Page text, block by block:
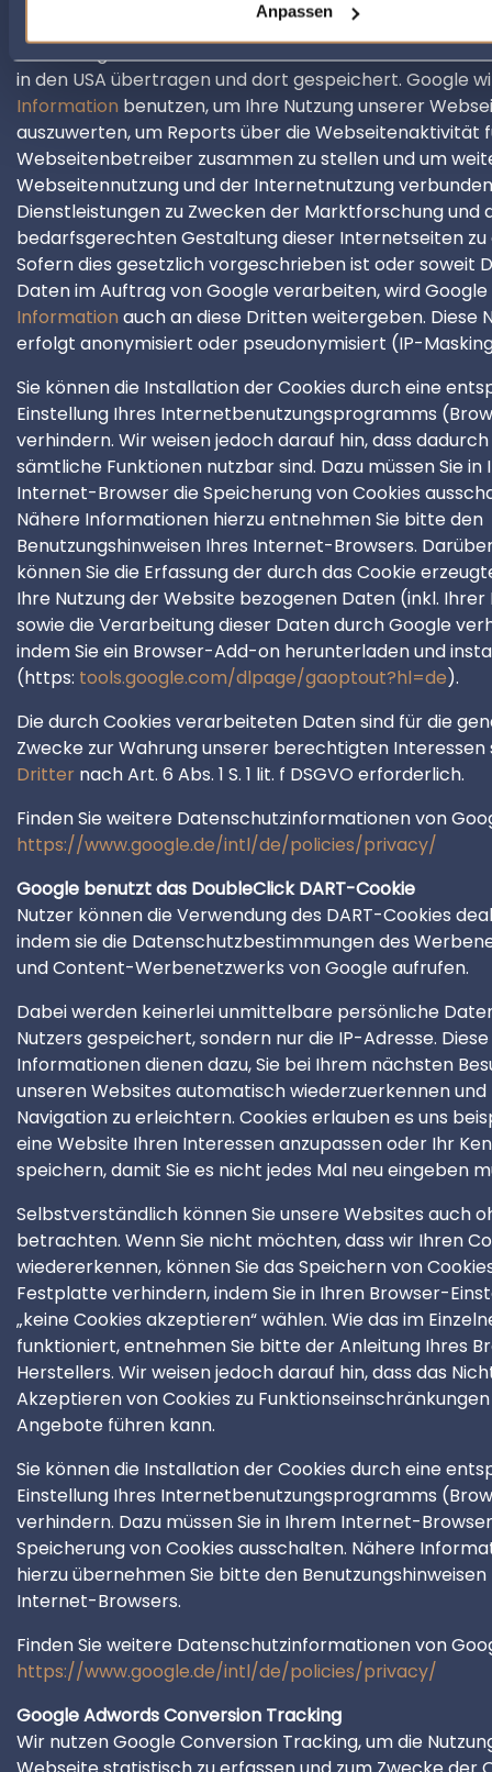
Anpassen
Die durch diese Textdatei erzeugten Informationen
Benutzung unserer Webseite werden an einen Server
in den USA übertragen und dort gespeichert. Google
Information benutzen, um Ihre Nutzung unserer
auszuwerten, um Reports über die Webseitenaktivität
Webseitenbetreiber zusammen zu stellen und um
Webseitennutzung und der Internetnutzung
Dienstleistungen zu Zwecken der Marktforschung und
bedarfsgerechten Gestaltung dieser Internetseiten zu
Sofern dies gesetzlich vorgeschrieben ist oder soweit
Daten im Auftrag von Google verarbeiten, wird Google
Information auch an diese Dritten weitergeben. Diese
erfolgt anonymisiert oder pseudonymisiert (IP-
Sie können die Installation der Cookies durch eine
Einstellung Ihres Internetbenutzungsprogramms
verhindern. Wir weisen jedoch darauf hin, dass
sämtliche Funktionen nutzbar sind. Dazu müssen Sie in
Internet-Browser die Speicherung von Cookies
Nähere Informationen hierzu entnehmen Sie bitte den
Benutzungshinweisen Ihres Internet-Browsers.
können Sie die Erfassung der durch das Cookie
Ihre Nutzung der Website bezogenen Daten (inkl.
sowie die Verarbeitung dieser Daten durch Google
indem Sie ein Browser-Add-on herunterladen und
(https: tools.google.com/dlpage/gaoptout?hl=de).
Die durch Cookies verarbeiteten Daten sind für die
Zwecke zur Wahrung unserer berechtigten Interessen
Dritter nach Art. 6 Abs. 1 S. 1 lit. f DSGVO erforderlich.
Finden Sie weitere Datenschutzinformationen von
https://www.google.de/intl/de/policies/privacy/
Google benutzt das DoubleClick DART-Cookie
Nutzer können die Verwendung des DART-Cookies
indem sie die Datenschutzbestimmungen des
und Content-Werbenetzwerks von Google aufrufen.
Dabei werden keinerlei unmittelbare persönliche
Nutzers gespeichert, sondern nur die IP-Adresse. Diese
Informationen dienen dazu, Sie bei Ihrem nächsten
unseren Websites automatisch wiederzuerkennen und
Navigation zu erleichtern. Cookies erlauben es uns
eine Website Ihren Interessen anzupassen oder Ihr
speichern, damit Sie es nicht jedes Mal neu eingeben
Selbstverständlich können Sie unsere Websites auch
betrachten. Wenn Sie nicht möchten, dass wir Ihren
wiedererkennen, können Sie das Speichern von
Festplatte verhindern, indem Sie in Ihren Browser-
„keine Cookies akzeptieren“ wählen. Wie das im
funktioniert, entnehmen Sie bitte der Anleitung Ihres
Herstellers. Wir weisen jedoch darauf hin, dass das
Akzeptieren von Cookies zu
Angebote führen kann.
Sie können die Installation der Cookies durch eine
Einstellung Ihres Internetbenutzungsprogramms
verhindern. Dazu müssen Sie in Ihrem Internet-
Speicherung von Cookies ausschalten. Nähere
hierzu übernehmen Sie bitte den Benutzungshinweisen
Internet-Browsers.
Finden Sie weitere Datenschutzinformationen von
https://www.google.de/intl/de/policies/privacy/
Google Adwords Conversion Tracking
Wir nutzen Google Conversion Tracking, um die